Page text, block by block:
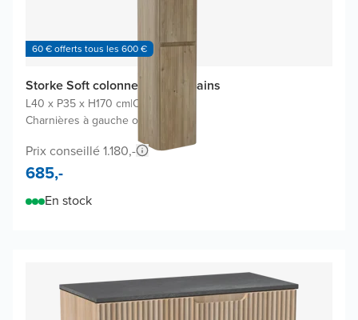
60 € offerts tous les 600 €
Storke Soft colonne salle de bains
L40 x P35 x H170 cm|Chêne brut
Charnières à gauche ou à droite
Prix conseillé 1.180,-
685,-
En stock